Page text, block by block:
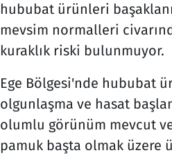
hububat ürünleri
mevsim normalleri
kuraklık riski bulunmuyor.
Ege Bölgesi'nde hububat
olgunlaşma ve hasat
olumlu görünüm mevcut
pamuk başta olmak üzere